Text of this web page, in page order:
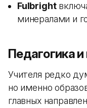
Fulbright
минералами и
Педагогика
Учителя редко
но именно
главных